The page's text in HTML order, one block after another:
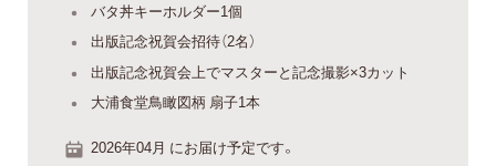
バタ丼キーホルダー1個
出版記念祝賀会招待（2名）
出版記念祝賀会上でマスターと記念撮影×3カット
大浦食堂鳥瞰図柄 扇子1本
2026年04月 にお届け予定です。